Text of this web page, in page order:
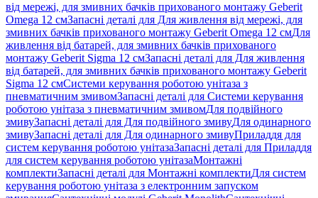
від мережі, для змивних бачків прихованого монтажу Geberit
Omega 12 смЗапасні деталі для Для живлення від мережі, для
змивних бачків прихованого монтажу Geberit Omega 12 смДля
живлення від батарей, для змивних бачків прихованого
монтажу Geberit Sigma 12 смЗапасні деталі для Для живлення
від батарей, для змивних бачків прихованого монтажу Geberit
Sigma 12 смСистеми керування роботою унітаза з
пневматичним змивомЗапасні деталі для Системи керування
роботою унітаза з пневматичним змивомДля подвійного
змивуЗапасні деталі для Для подвійного змивуДля одинарного
змивуЗапасні деталі для Для одинарного змивуПриладдя для
систем керування роботою унітазаЗапасні деталі для Приладдя
для систем керування роботою унітазаМонтажні
комплектиЗапасні деталі для Монтажні комплектиДля систем
керування роботою унітаза з електронним запуском